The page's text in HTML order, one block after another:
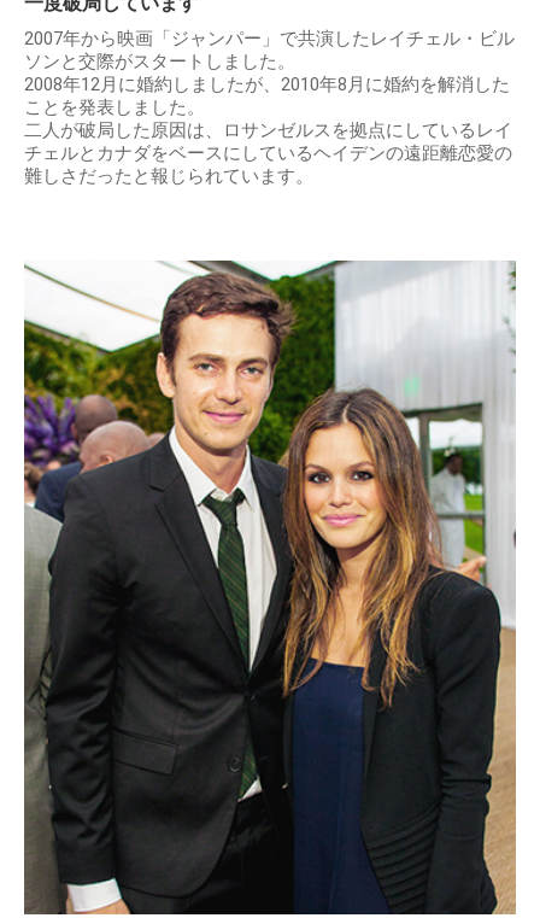
2007年から映画「ジャンパー」で共演したレイチェル・ビル
ソンと交際がスタートしました。
2008年12月に婚約しましたが、2010年8月に婚約を解消した
ことを発表しました。
二人が破局した原因は、ロサンゼルスを拠点にしているレイ
チェルとカナダをベースにしているヘイデンの遠距離恋愛の
難しさだったと報じられています。